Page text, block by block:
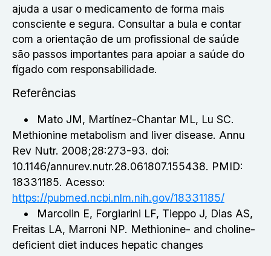
ajuda a usar o medicamento de forma mais
consciente e segura. Consultar a bula e contar
com a orientação de um profissional de saúde
são passos importantes para apoiar a saúde do
fígado com responsabilidade.
Referências
Mato JM, Martínez-Chantar ML, Lu SC.
Methionine metabolism and liver disease. Annu
Rev Nutr. 2008;28:273-93. doi:
10.1146/annurev.nutr.28.061807.155438. PMID:
18331185. Acesso:
https://pubmed.ncbi.nlm.nih.gov/18331185/
Marcolin E, Forgiarini LF, Tieppo J, Dias AS,
Freitas LA, Marroni NP. Methionine- and choline-
deficient diet induces hepatic changes